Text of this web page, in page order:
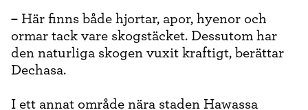
– Här finns både hjortar, apor, hyenor och
ormar tack vare skogstäcket. Dessutom har
den naturliga skogen vuxit kraftigt, berättar
Dechasa.
I ett annat område nära staden Hawassa